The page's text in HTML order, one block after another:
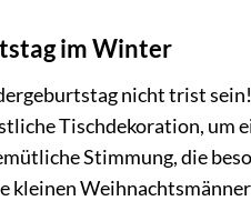
im Winter
nicht trist
Tischdekoration, um
Stimmung, die